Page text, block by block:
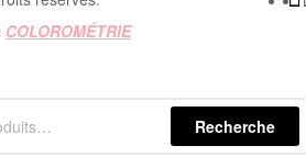
COLOROMÉTRIE
Recherche